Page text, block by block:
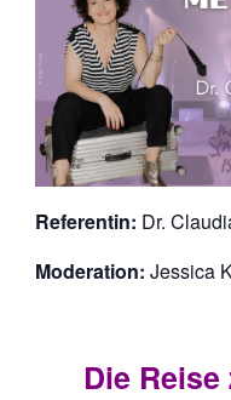
Referentin: Dr.
Moderation: Jessica
Die